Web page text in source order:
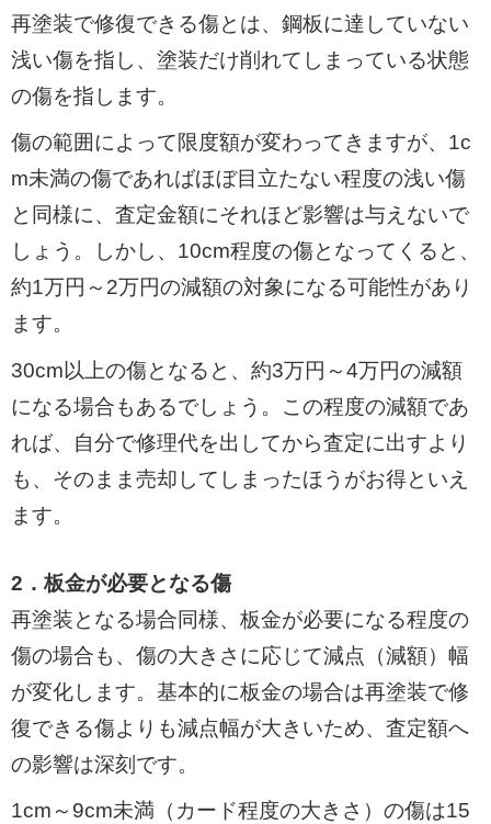
再塗装で修復できる傷とは、鋼板に達していない
浅い傷を指し、塗装だけ削れてしまっている状態
の傷を指します。
傷の範囲によって限度額が変わってきますが、1c
m未満の傷であればほぼ目立たない程度の浅い傷
と同様に、査定金額にそれほど影響は与えないで
しょう。しかし、10cm程度の傷となってくると、
約1万円～2万円の減額の対象になる可能性があり
ます。
30cm以上の傷となると、約3万円～4万円の減額
になる場合もあるでしょう。この程度の減額であ
れば、自分で修理代を出してから査定に出すより
も、そのまま売却してしまったほうがお得といえ
ます。
2．板金が必要となる傷
再塗装となる場合同様、板金が必要になる程度の
傷の場合も、傷の大きさに応じて減点（減額）幅
が変化します。基本的に板金の場合は再塗装で修
復できる傷よりも減点幅が大きいため、査定額へ
の影響は深刻です。
1cm～9cm未満（カード程度の大きさ）の傷は15